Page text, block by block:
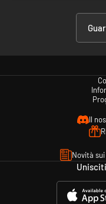
Il
Novità